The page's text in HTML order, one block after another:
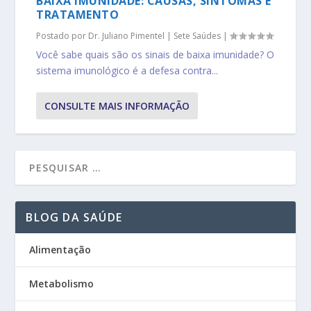
TRATAMENTO
Postado por Dr. Juliano Pimentel | Sete Saúdes |
Você sabe quais são os sinais de baixa imunidade? O
sistema imunológico é a defesa contra...
CONSULTE MAIS INFORMAÇÃO
BLOG DA SAÚDE
Alimentação
Metabolismo